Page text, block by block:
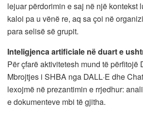
lejuar përdorimin e saj në një kontekst
kaloi pa u vënë re, aq sa çoi në
para selisë së grupit.
Inteligjenca artificiale në duart e
Për çfarë aktivitetesh mund të përfitojë
Mbrojtjes i SHBA nga DALL·E dhe
lexojmë në prezantimin e rrjedhur:
e dokumenteve mbi të gjitha.